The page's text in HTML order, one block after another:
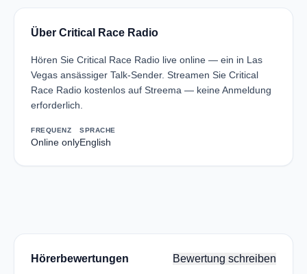
Über Critical Race Radio
Hören Sie Critical Race Radio live online — ein in Las
Vegas ansässiger Talk-Sender. Streamen Sie Critical
Race Radio kostenlos auf Streema — keine Anmeldung
erforderlich.
FREQUENZ
Online only
SPRACHE
English
Hörerbewertungen Bewertung schreiben